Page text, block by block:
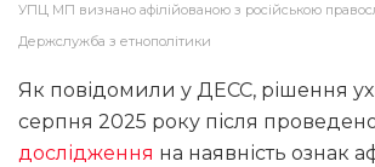
УПЦ МП визнано афілійованою з російською
Держслужба з етнополітики
Як повідомили у ДЕСС, рішення
серпня 2025 року після
дослідження на наявність ознак